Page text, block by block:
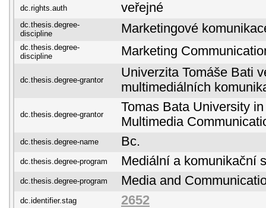
dc.rights.auth veřejné
dc.thesis.degree-
discipline
Marketingové
dc.thesis.degree-
discipline
Marketing
dc.thesis.degree-grantor
Univerzita Tomáše Bati
multimediálních
dc.thesis.degree-grantor
Tomas Bata University
Multimedia
dc.thesis.degree-name Bc.
dc.thesis.degree-program Mediální a komunikační
dc.thesis.degree-program Media and
dc.identifier.stag 2652